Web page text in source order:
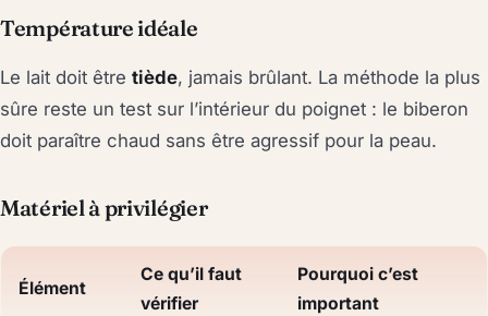
Température idéale
Le lait doit être tiède, jamais brûlant. La méthode la plus
sûre reste un test sur l’intérieur du poignet : le biberon
doit paraître chaud sans être agressif pour la peau.
Matériel à privilégier
Élément
Ce qu’il faut
vérifier
Pourquoi c’est
important